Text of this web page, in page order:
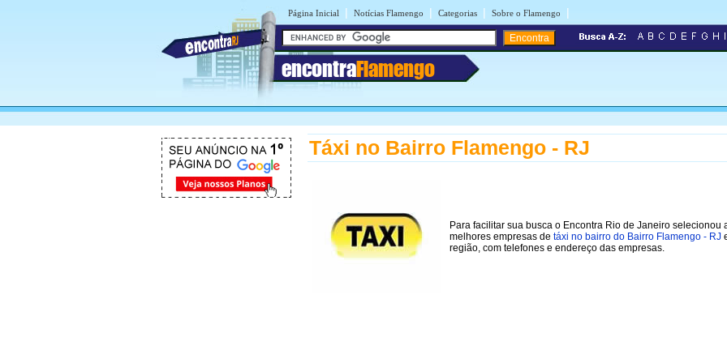
Página Inicial | Notícias Flamengo | Categorias | Sobre o Flamengo |
encontraFlamengo
Táxi no Bairro Flamengo - RJ
Para facilitar sua busca o Encontra Rio de Janeiro selecionou
melhores empresas de táxi no bairro do Bairro Flamengo - RJ
região, com telefones e endereço das empresas.